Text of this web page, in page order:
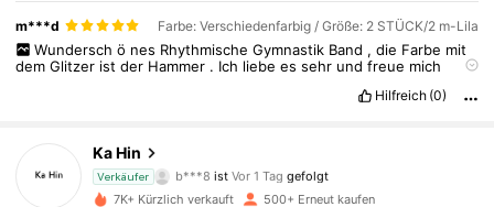
m***d Farbe: Verschiedenfarbig / Größe: 2 STÜCK/2 m-Lila
Wundersch ö nes Rhythmische Gymnastik Band , die Farbe mit
demGlitzer istder Hammer . Ich liebeessehr undfreue mich
Hilfreich (0)
Ka Hin
Verkäufer b***8 ist Vor 1 Tag gefolgt
4,87
85 Follower
7K+ Kürzlich verkauft 500+ Erneut kaufen